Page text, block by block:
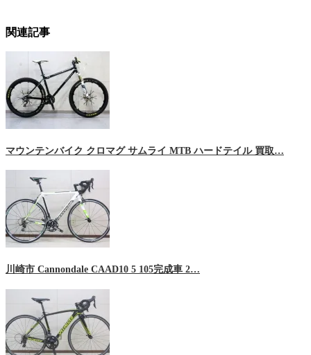
関連記事
マウンテンバイク クロマグ サムライ MTB ハードテイル 買取…
川崎市 Cannondale CAAD10 5 105完成車 2…